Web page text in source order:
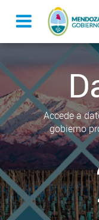
Accede a
gobierno